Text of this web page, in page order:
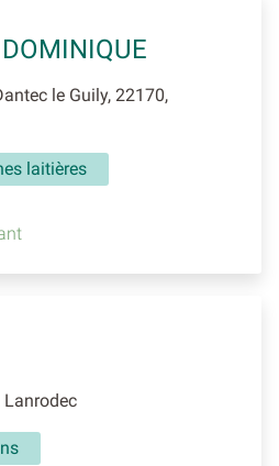
le Guily, 22170,
laitières
Lanrodec